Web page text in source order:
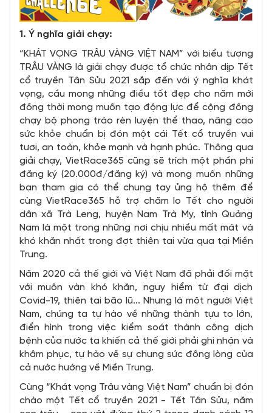
1. Ý nghĩa giải chạy:
“KHÁT VỌNG TRÂU VÀNG VIỆT NAM” với biểu tượng
TRÂU VÀNG là giải chạy được tổ chức nhân dịp Tết
cổ truyền Tân Sửu 2021 sắp đến với ý nghĩa khát
vọng, cầu mong những điều tốt đẹp cho năm mới
đồng thời mong muốn tạo động lực để cộng đồng
chạy bộ phong trào rèn luyện thể thao, nâng cao
sức khỏe chuẩn bị đón một cái Tết cổ truyền vui
tươi, an toàn, khỏe mạnh và hạnh phúc. Thông qua
giải chạy, VietRace365 cũng sẽ trích một phần phí
đăng ký (20.000đ/đăng ký) và mong muốn những
bạn tham gia có thể chung tay ủng hộ thêm để
cùng VietRace365 hỗ trợ chăm lo Tết cho người
dân xã Trà Leng, huyện Nam Trà My, tỉnh Quảng
Nam là một trong những nơi chịu nhiều mất mát và
khó khăn nhất trong đợt thiên tai vừa qua tại Miền
Trung.
Năm 2020 cả thế giới và Việt Nam đã phải đối mặt
với muôn vàn khó khăn, nguy hiểm từ đại dịch
Covid-19, thiên tai bão lũ... Nhưng là một người Việt
Nam, chúng ta tự hào về những thành tựu to lớn,
điển hình trong việc kiểm soát thành công dịch
bệnh của nước ta khiến cả thế giới phải ghi nhận và
khâm phục, tự hào về sự chung sức đồng lòng của
cả nước hướng về Miền Trung.
Cùng “Khát vọng Trâu vàng Việt Nam” chuẩn bị đón
chào một Tết cổ truyền 2021 - Tết Tân Sửu, năm